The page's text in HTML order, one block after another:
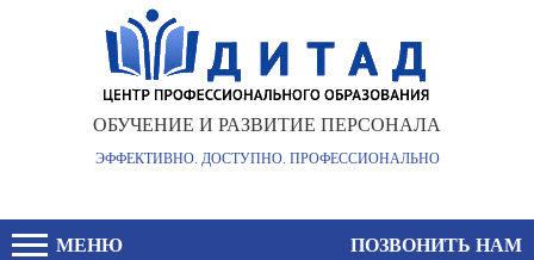
ОБУЧЕНИЕ И РАЗВИТИЕ ПЕРСОНАЛА
ЭФФЕКТИВНО. ДОСТУПНО. ПРОФЕССИОНАЛЬНО
МЕНЮ ПОЗВОНИТЬ НАМ